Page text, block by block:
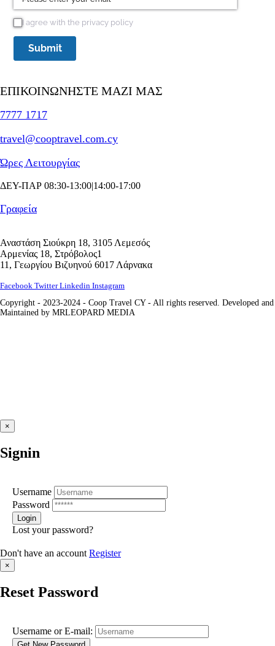
I agree with the privacy policy
I agree with the privacy policy
Submit
ΕΠΙΚΟΙΝΩΝΗΣΤΕ MAZI ΜΑΣ
7777 1717
travel@cooptravel.com.cy
Ώρες Λειτουργίας
ΔΕΥ-ΠΑΡ 08:30-13:00|14:00-17:00
Γραφεία
Αναστάση Σιούκρη 18, 3105 Λεμεσός
Αρμενίας 18, Στρόβολος1
11, Γεωργίου Βιζυηνού 6017 Λάρνακα
Facebook Twitter Linkedin Instagram
Copyright - 2023-2024 - Coop Travel CY - All rights reserved. Developed and
Maintained by MRLEOPARD MEDIA
×
Signin
Username
Password
Lost your password?
Don't have an account Register
×
Reset Password
Username or E-mail: